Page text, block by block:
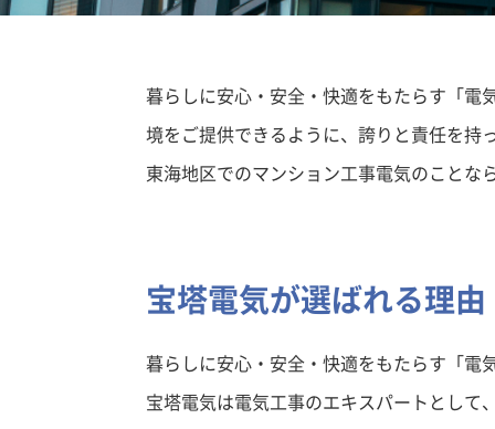
暮らしに安心・安全・快適をもたらす「電
境をご提供できるように、誇りと責任を持
東海地区でのマンション工事電気のことな
宝塔電気が選ばれる理由
暮らしに安心・安全・快適をもたらす「電
宝塔電気は電気工事のエキスパートとして